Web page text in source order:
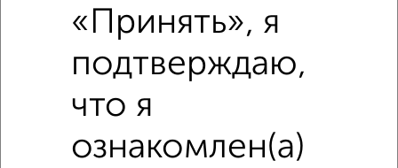
«Принять», я
подтверждаю,
что я
ознакомлен(а)